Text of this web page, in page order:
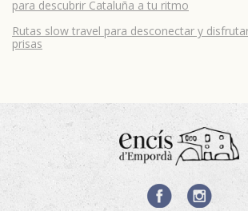
para descubrir Cataluña a tu ritmo
Rutas slow travel para desconectar y
prisas